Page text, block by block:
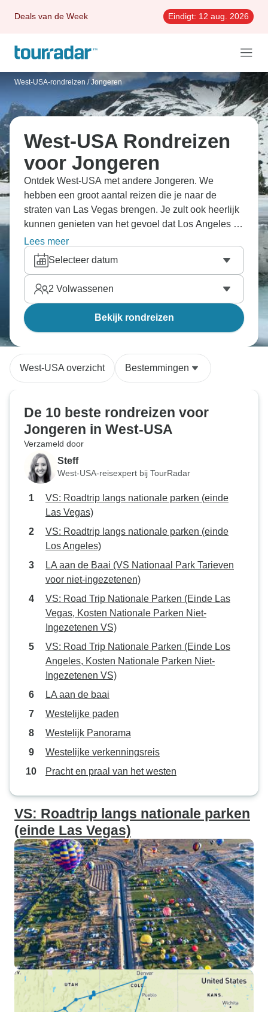
Deals van de Week Eindigt: 12 aug. 2026
West-USA-rondreizen / Jongeren
West-USA Rondreizen
voor Jongeren
Ontdek West-USA met andere Jongeren. We
hebben een groot aantal reizen die je naar de
straten van Las Vegas brengen. Je zult ook heerlijk
kunnen genieten van het gevoel dat Los Angeles je
geeft.
Lees meer
Selecteer datum
2 Volwassenen
Bekijk rondreizen
West-USA overzicht Bestemmingen
De 10 beste rondreizen voor
Jongeren in West-USA
Verzameld door
Steff
West-USA-reisexpert bij TourRadar
VS: Roadtrip langs nationale parken (einde
Las Vegas)
VS: Roadtrip langs nationale parken (einde
Los Angeles)
LA aan de Baai (VS Nationaal Park Tarieven
voor niet-ingezetenen)
VS: Road Trip Nationale Parken (Einde Las
Vegas, Kosten Nationale Parken Niet-
Ingezetenen VS)
VS: Road Trip Nationale Parken (Einde Los
Angeles, Kosten Nationale Parken Niet-
Ingezetenen VS)
LA aan de baai
Westelijke paden
Westelijk Panorama
Westelijke verkenningsreis
Pracht en praal van het westen
VS: Roadtrip langs nationale parken
(einde Las Vegas)